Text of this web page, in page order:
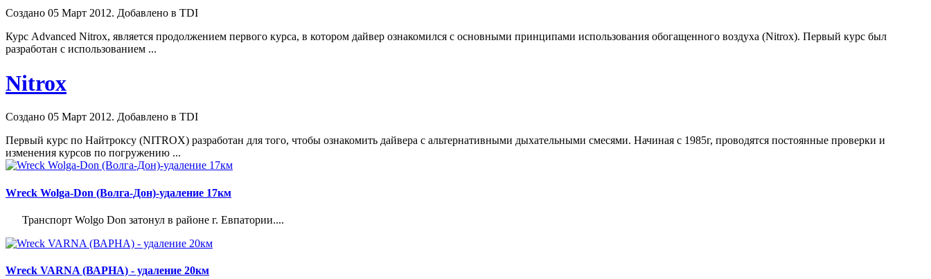
Создано 05 Март 2012. Добавлено в TDI
Курс Advanced Nitrox, является продолжением первого курса, в котором дайвер ознакомился с основными принципами использования обогащенного воздуха (Nitrox). Первый курс был
разработан с использованием ...
Nitrox
Создано 05 Март 2012. Добавлено в TDI
Первый курс по Найтроксу (NITROX) разработан для того, чтобы ознакомить дайвера с альтернативными дыхательными смесями. Начиная с 1985г, проводятся постоянные проверки и
изменения курсов по погружению ...
Wreck Wolga-Don (Волга-Дон)-удаление 17км
Транспорт Wolgo Don затонул в районе г. Евпатории....
Wreck VARNA (ВАРНА) - удаление 20км